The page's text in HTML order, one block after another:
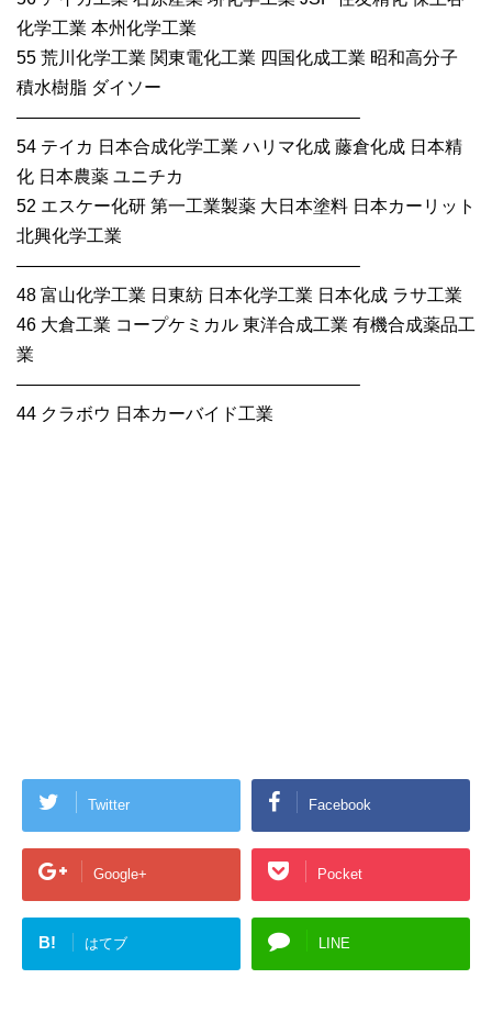
化学工業 本州化学工業
55 荒川化学工業 関東電化工業 四国化成工業 昭和高分子
積水樹脂 ダイソー
———————————————————–
54 テイカ 日本合成化学工業 ハリマ化成 藤倉化成 日本精
化 日本農薬 ユニチカ
52 エスケー化研 第一工業製薬 大日本塗料 日本カーリット
北興化学工業
———————————————————–
48 富山化学工業 日東紡 日本化学工業 日本化成 ラサ工業
46 大倉工業 コープケミカル 東洋合成工業 有機合成薬品工
業
———————————————————–
44 クラボウ 日本カーバイド工業
Twitter Facebook
Google+ Pocket
B! はてブ LINE